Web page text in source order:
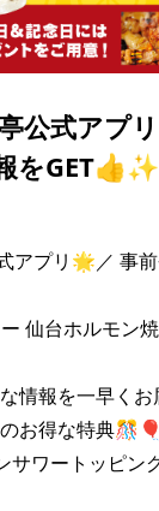
公式アプ
をGET👍✨
アプリ🌟／ 事
ー 仙台ホルモン
情報を一早く
お得な特典🎊🎈
サワートッピン